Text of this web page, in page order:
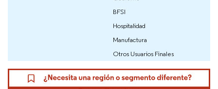
BFSI
Hospitalidad
Manufactura
Otros Usuarios Finales